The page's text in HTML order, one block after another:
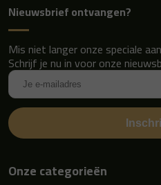
Onze categorieën
Nieuwsbrief ontvangen?
Mis niet langer onze speciale
Schrijf je nu in voor onze